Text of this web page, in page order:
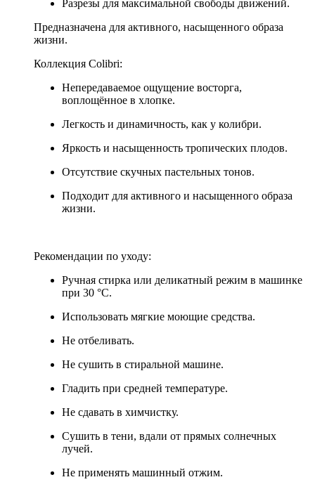
Разрезы для максимальной свободы движений.
Предназначена для активного, насыщенного образа
жизни.
Коллекция Colibri:
Непередаваемое ощущение восторга,
воплощённое в хлопке.
Легкость и динамичность, как у колибри.
Яркость и насыщенность тропических плодов.
Отсутствие скучных пастельных тонов.
Подходит для активного и насыщенного образа
жизни.
Рекомендации по уходу:
Ручная стирка или деликатный режим в машинке
при 30 °C.
Использовать мягкие моющие средства.
Не отбеливать.
Не сушить в стиральной машине.
Гладить при средней температуре.
Не сдавать в химчистку.
Сушить в тени, вдали от прямых солнечных
лучей.
Не применять машинный отжим.